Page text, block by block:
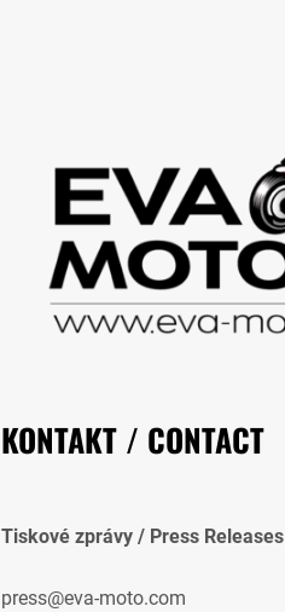
KONTAKT / CONTACT
Tiskové zprávy / Press Releases
press@eva-moto.com